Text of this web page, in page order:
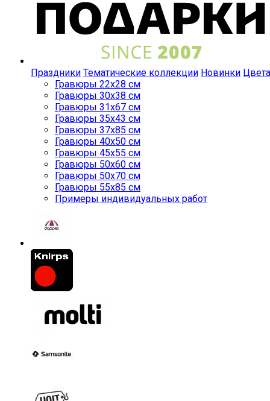
Праздники Тематические коллекции Новинки Цвета
Гравюры 22x28 см
Гравюры 30x38 см
Гравюры 31x67 см
Гравюры 35x43 см
Гравюры 37x85 см
Гравюры 40x50 см
Гравюры 45x55 см
Гравюры 50x60 см
Гравюры 50x70 см
Гравюры 55x85 см
Примеры индивидуальных работ